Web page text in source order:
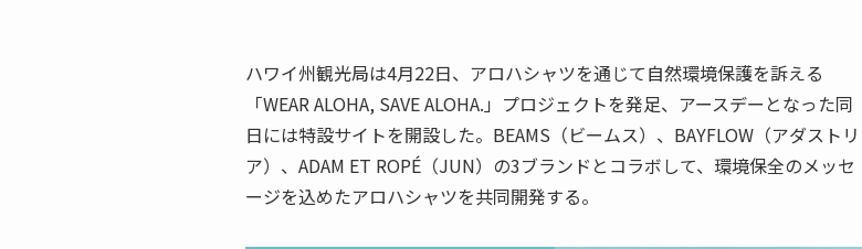
ハワイ州観光局は4月22日、アロハシャツを通じて自然環境保護を訴える
「WEAR ALOHA, SAVE ALOHA.」プロジェクトを発足、アースデーとなった同
日には特設サイトを開設した。BEAMS（ビームス）、BAYFLOW（アダストリ
ア）、ADAM ET ROPÉ（JUN）の3ブランドとコラボして、環境保全のメッセ
ージを込めたアロハシャツを共同開発する。